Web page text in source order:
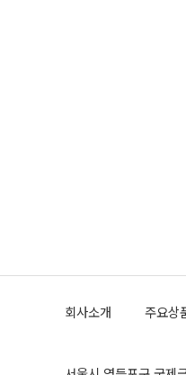
회사소개 주요상